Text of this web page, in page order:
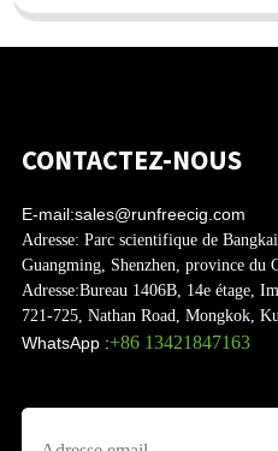
CONTACTEZ-NOUS
E-mail:sales@runfreecig.com
Adresse: Parc scientifique de
Guangming, Shenzhen, province du
Adresse:Bureau 1406B, 14e étage,
721-725, Nathan Road, Mongkok,
WhatsApp :+86 13421847163